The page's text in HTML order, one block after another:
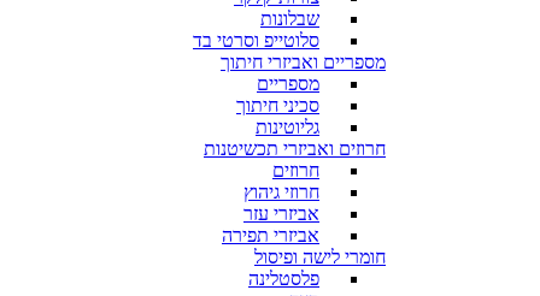
שבלונות
סלוטייפ וסרטי בד
מספריים ואביזרי חיתוך
מספריים
סכיני חיתוך
גליוטינות
חרוזים ואביזרי תכשיטנות
חרוזים
חרוזי גיהוץ
אביזרי עזר
אביזרי תפירה
חומרי לישה ופיסול
פלסטלינה